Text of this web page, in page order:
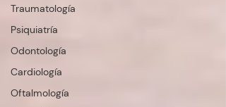
Traumatología
Psiquiatría
Odontología
Cardiología
Oftalmología